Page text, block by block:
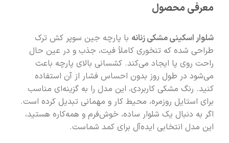
معرفی محصول
شلوار اسکینی مشکی زنانهبا پارچه جین سوپر کش ترک
طراحی شده که تنخوری کاملاً فیت، جذب و در عین حال
راحت روی پا ایجاد می‌کند. کشسانی بالای پارچه باعث
می‌شود در طول روز بدون احساس فشار از آن استفاده
کنید. رنگ مشکی کاربردی، این مدل را به گزینه‌ای مناسب
برای استایل روزمره، محیط کار و مهمانی تبدیل کرده است.
اگر به دنبال یک شلوار ساده، خوش‌فرم و همه‌کاره هستید،
این مدل انتخابی ایده‌آل برای کمد شماست.